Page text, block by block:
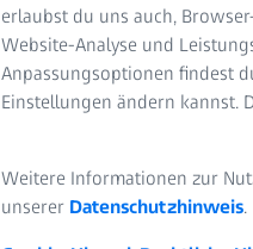
erlaubst du uns auch,
Website-Analyse und
Anpassungsoptionen findest
Einstellungen ändern kannst.
Weitere Informationen zur
unserer Datenschutzhinweis.